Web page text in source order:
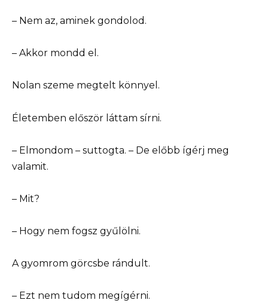
– Nem az, aminek gondolod.
– Akkor mondd el.
Nolan szeme megtelt könnyel.
Életemben először láttam sírni.
– Elmondom – suttogta. – De előbb ígérj meg
valamit.
– Mit?
– Hogy nem fogsz gyűlölni.
A gyomrom görcsbe rándult.
– Ezt nem tudom megígérni.